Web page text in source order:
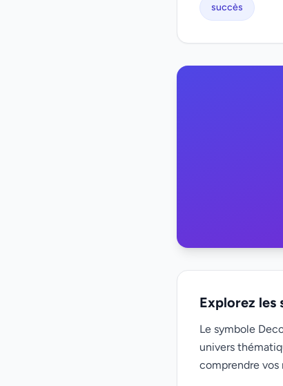
succès
Explorez les
Le symbole
univers
comprendre vos